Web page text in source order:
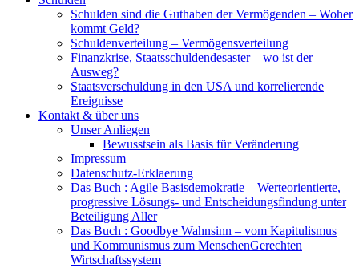
Schulden sind die Guthaben der Vermögenden – Woher
kommt Geld?
Schuldenverteilung – Vermögensverteilung
Finanzkrise, Staatsschuldendesaster – wo ist der
Ausweg?
Staatsverschuldung in den USA und korrelierende
Ereignisse
Kontakt & über uns
Unser Anliegen
Bewusstsein als Basis für Veränderung
Impressum
Datenschutz-Erklaerung
Das Buch : Agile Basisdemokratie – Werteorientierte,
progressive Lösungs- und Entscheidungsfindung unter
Beteiligung Aller
Das Buch : Goodbye Wahnsinn – vom Kapitulismus
und Kommunismus zum MenschenGerechten
Wirtschaftssystem